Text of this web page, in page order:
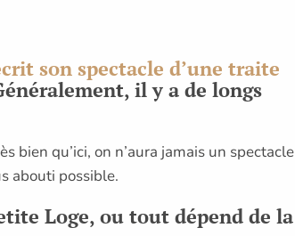
son spectacle d’une traite
il y a de longs
bien qu’ici, on n’aura jamais un spectacle
abouti possible.
Loge, ou tout dépend de la